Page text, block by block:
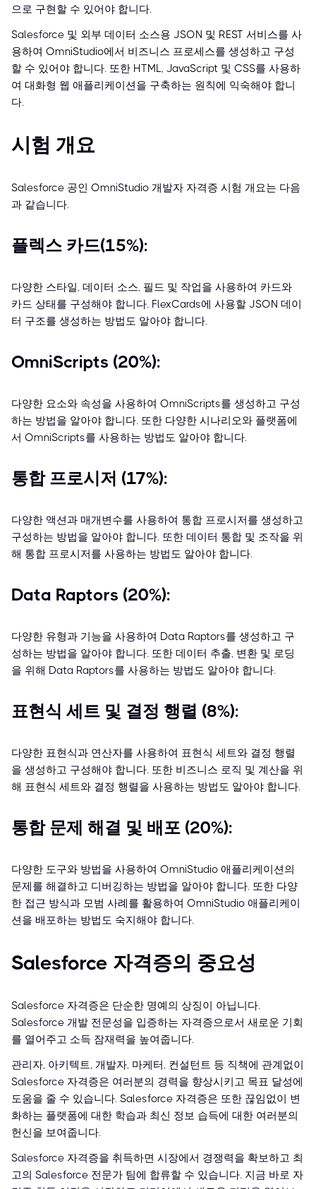
으로 구현할 수 있어야 합니다.
Salesforce 및 외부 데이터 소스용 JSON 및 REST 서비스를 사
용하여 OmniStudio에서 비즈니스 프로세스를 생성하고 구성
할 수 있어야 합니다. 또한 HTML, JavaScript 및 CSS를 사용하
여 대화형 웹 애플리케이션을 구축하는 원칙에 익숙해야 합니
다.
시험 개요
Salesforce 공인 OmniStudio 개발자 자격증 시험 개요는 다음
과 같습니다.
플렉스 카드(15%):
다양한 스타일, 데이터 소스, 필드 및 작업을 사용하여 카드와
카드 상태를 구성해야 합니다. FlexCards에 사용할 JSON 데이
터 구조를 생성하는 방법도 알아야 합니다.
OmniScripts (20%):
다양한 요소와 속성을 사용하여 OmniScripts를 생성하고 구성
하는 방법을 알아야 합니다. 또한 다양한 시나리오와 플랫폼에
서 OmniScripts를 사용하는 방법도 알아야 합니다.
통합 프로시저 (17%):
다양한 액션과 매개변수를 사용하여 통합 프로시저를 생성하고
구성하는 방법을 알아야 합니다. 또한 데이터 통합 및 조작을 위
해 통합 프로시저를 사용하는 방법도 알아야 합니다.
Data Raptors (20%):
다양한 유형과 기능을 사용하여 Data Raptors를 생성하고 구
성하는 방법을 알아야 합니다. 또한 데이터 추출, 변환 및 로딩
을 위해 Data Raptors를 사용하는 방법도 알아야 합니다.
표현식 세트 및 결정 행렬 (8%):
다양한 표현식과 연산자를 사용하여 표현식 세트와 결정 행렬
을 생성하고 구성해야 합니다. 또한 비즈니스 로직 및 계산을 위
해 표현식 세트와 결정 행렬을 사용하는 방법도 알아야 합니다.
통합 문제 해결 및 배포 (20%):
다양한 도구와 방법을 사용하여 OmniStudio 애플리케이션의
문제를 해결하고 디버깅하는 방법을 알아야 합니다. 또한 다양
한 접근 방식과 모범 사례를 활용하여 OmniStudio 애플리케이
션을 배포하는 방법도 숙지해야 합니다.
Salesforce 자격증의 중요성
Salesforce 자격증은 단순한 명예의 상징이 아닙니다.
Salesforce 개발 전문성을 입증하는 자격증으로서 새로운 기회
를 열어주고 소득 잠재력을 높여줍니다.
관리자, 아키텍트, 개발자, 마케터, 컨설턴트 등 직책에 관계없이
Salesforce 자격증은 여러분의 경력을 향상시키고 목표 달성에
도움을 줄 수 있습니다. Salesforce 자격증은 또한 끊임없이 변
화하는 플랫폼에 대한 학습과 최신 정보 습득에 대한 여러분의
헌신을 보여줍니다.
Salesforce 자격증을 취득하면 시장에서 경쟁력을 확보하고 최
고의 Salesforce 전문가 팀에 합류할 수 있습니다. 지금 바로 자